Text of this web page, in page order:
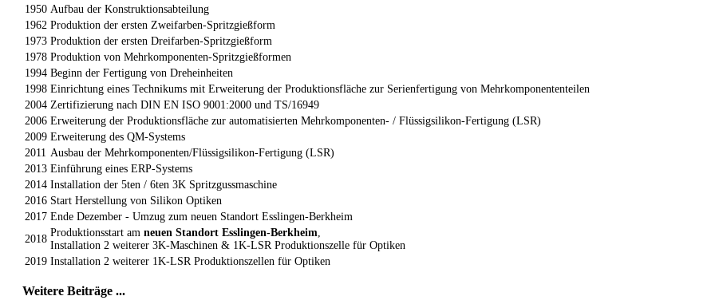
1950 Aufbau der Konstruktionsabteilung
1962 Produktion der ersten Zweifarben-Spritzgießform
1973 Produktion der ersten Dreifarben-Spritzgießform
1978 Produktion von Mehrkomponenten-Spritzgießformen
1994 Beginn der Fertigung von Dreheinheiten
1998 Einrichtung eines Technikums mit Erweiterung der Produktionsfläche zur Serienfertigung von Mehrkomponententeilen
2004 Zertifizierung nach DIN EN ISO 9001:2000 und TS/16949
2006 Erweiterung der Produktionsfläche zur automatisierten Mehrkomponenten- / Flüssigsilikon-Fertigung (LSR)
2009 Erweiterung des QM-Systems
2011 Ausbau der Mehrkomponenten/Flüssigsilikon-Fertigung (LSR)
2013 Einführung eines ERP-Systems
2014 Installation der 5ten / 6ten 3K Spritzgussmaschine
2016 Start Herstellung von Silikon Optiken
2017 Ende Dezember - Umzug zum neuen Standort Esslingen-Berkheim
2018
Produktionsstart am neuen Standort Esslingen-Berkheim,
Installation 2 weiterer 3K-Maschinen & 1K-LSR Produktionszelle für Optiken
2019 Installation 2 weiterer 1K-LSR Produktionszellen für Optiken
Weitere Beiträge ...